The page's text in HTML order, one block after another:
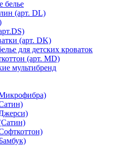
белье
(арт. DL)
(арт. DK)
для детских кроваток
(арт. MD)
мультибренд